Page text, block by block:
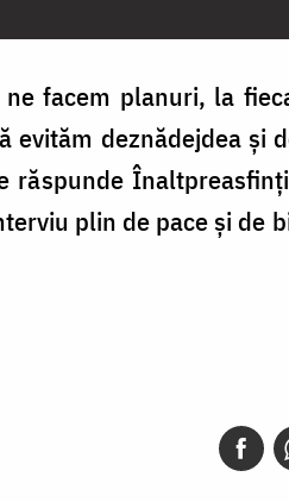
facem planuri, la
evităm deznădejdea și
răspunde
plin de pace și de